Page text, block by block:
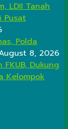
LDII Tanah
Pusat
Polda
8, 2026
Dukung
Kelompok